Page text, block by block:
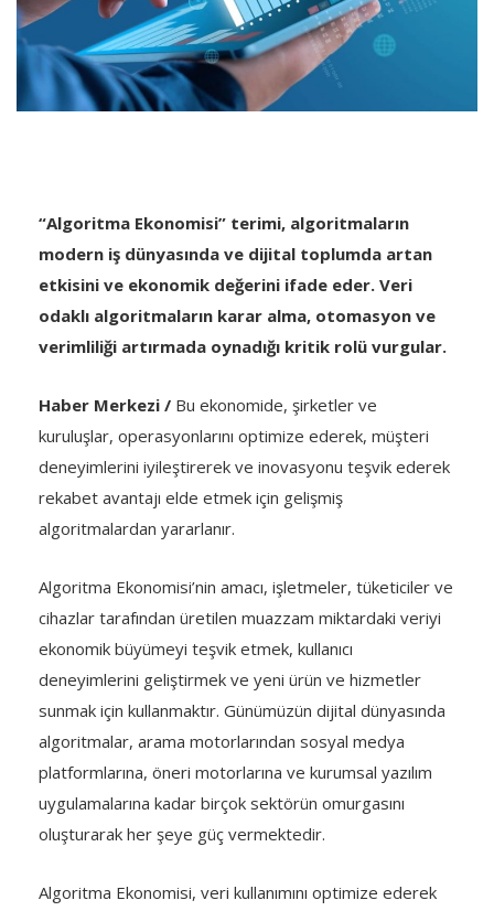
“Algoritma Ekonomisi” terimi, algoritmaların
modern iş dünyasında ve dijital toplumda artan
etkisini ve ekonomik değerini ifade eder. Veri
odaklı algoritmaların karar alma, otomasyon ve
verimliliği artırmada oynadığı kritik rolü vurgular.
Haber Merkezi / Bu ekonomide, şirketler ve
kuruluşlar, operasyonlarını optimize ederek, müşteri
deneyimlerini iyileştirerek ve inovasyonu teşvik ederek
rekabet avantajı elde etmek için gelişmiş
algoritmalardan yararlanır.
Algoritma Ekonomisi’nin amacı, işletmeler, tüketiciler ve
cihazlar tarafından üretilen muazzam miktardaki veriyi
ekonomik büyümeyi teşvik etmek, kullanıcı
deneyimlerini geliştirmek ve yeni ürün ve hizmetler
sunmak için kullanmaktır. Günümüzün dijital dünyasında
algoritmalar, arama motorlarından sosyal medya
platformlarına, öneri motorlarına ve kurumsal yazılım
uygulamalarına kadar birçok sektörün omurgasını
oluşturarak her şeye güç vermektedir.
Algoritma Ekonomisi, veri kullanımını optimize ederek